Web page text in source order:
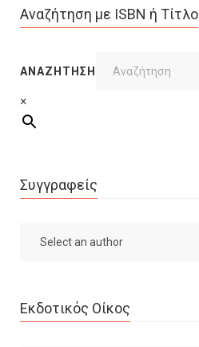
Αναζήτηση με ISBN ή Τίτλο
ΑΝΑΖΉΤΗΣΗ
×
Συγγραφείς
Εκδοτικός Οίκος